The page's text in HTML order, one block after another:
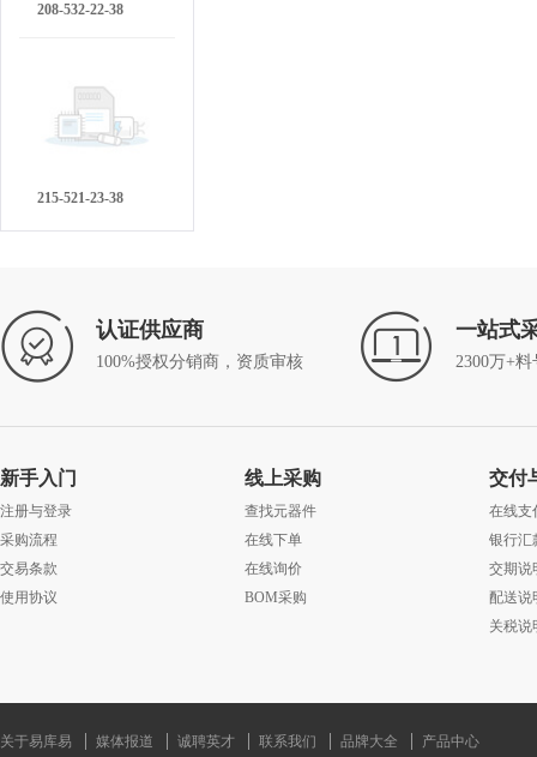
208-532-22-38
215-521-23-38
认证供应商
100%授权分销商，资质审核
一站式
2300万+
新手入门
注册与登录
采购流程
交易条款
使用协议
线上采购
查找元器件
在线下单
在线询价
BOM采购
交付
在线支
银行汇
交期说
配送说
关税说
关于易库易 媒体报道 诚聘英才 联系我们 品牌大全
产品中心